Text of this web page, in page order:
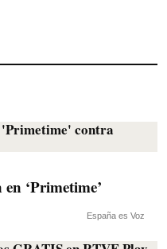
‘Primetime’
España es Voz